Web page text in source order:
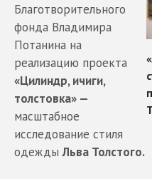
Благотворительного
фонда Владимира
Потанина на
реализацию проекта
«Цилиндр, ичиги,
толстовка» —
масштабное
исследование стиля
одеждыЛьва Толстого.